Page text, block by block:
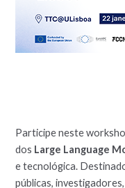
Participe neste
dos Large Language
e tecnológica.
públicas,